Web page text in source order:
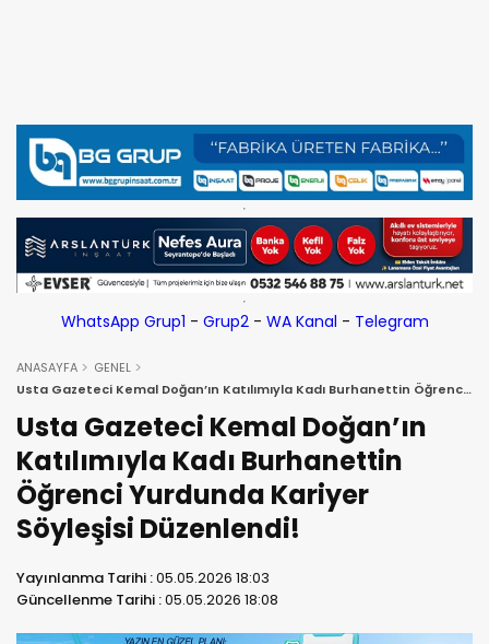
WhatsApp Grup1 - Grup2- WA Kanal - Telegram
ANASAYFA
GENEL
Usta Gazeteci Kemal Doğan’ın Katılımıyla Kadı Burhanettin Öğrenci
Yurdunda Kariyer Söyleşisi Düzenlendi!
Usta Gazeteci Kemal Doğan’ın
Katılımıyla Kadı Burhanettin
Öğrenci Yurdunda Kariyer
Söyleşisi Düzenlendi!
Yayınlanma Tarihi :05.05.2026 18:03
Güncellenme Tarihi :05.05.2026 18:08